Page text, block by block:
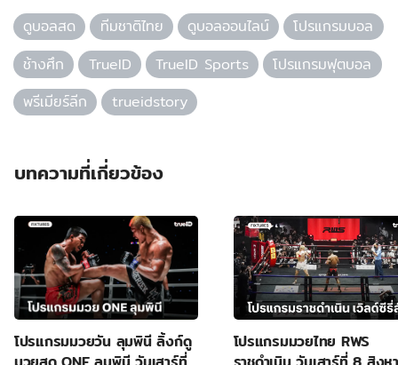
ดูบอลสด ทีมชาติไทย ดูบอลออนไลน์
โปรแกรมบอล
ช้างศึก
TrueID TrueID Sports
โปรแกรมฟุตบอล
พรีเมียร์ลีก
trueidstory
บทความที่เกี่ยวข้อง
โปรแกรมมวยวัน ลุมพินี ลิ้งก์ดู
โปรแกรมมวยไทย RWS